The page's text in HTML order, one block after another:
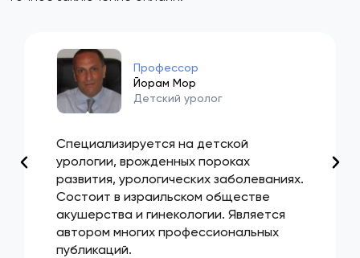
Специализируется на детской
урологии, врожденных пороках
развития, урологических заболеваниях.
Состоит в израильском обществе
акушерства и гинекологии. Является
автором многих профессиональных
публикаций.
Профессор
Йорам Мор
Детский уролог